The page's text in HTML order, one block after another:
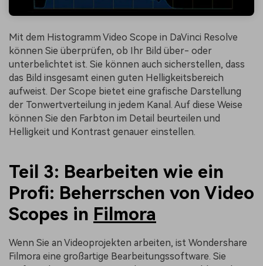
Mit dem Histogramm Video Scope in DaVinci Resolve
können Sie überprüfen, ob Ihr Bild über- oder
unterbelichtet ist. Sie können auch sicherstellen, dass
das Bild insgesamt einen guten Helligkeitsbereich
aufweist. Der Scope bietet eine grafische Darstellung
der Tonwertverteilung in jedem Kanal. Auf diese Weise
können Sie den Farbton im Detail beurteilen und
Helligkeit und Kontrast genauer einstellen.
Teil 3: Bearbeiten wie ein
Profi: Beherrschen von Video
Scopes in Filmora
Wenn Sie an Videoprojekten arbeiten, ist Wondershare
Filmora eine großartige Bearbeitungssoftware. Sie